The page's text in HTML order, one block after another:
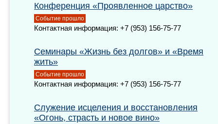
Конференция «Проявленное царство»
Событие прошло
Контактная информация: +7 (953) 156-75-77
Семинары «Жизнь без долгов» и «Время
жить»
Событие прошло
Контактная информация: +7 (953) 156-75-77
Служение исцеления и восстановления
«Огонь, страсть и новое вино»